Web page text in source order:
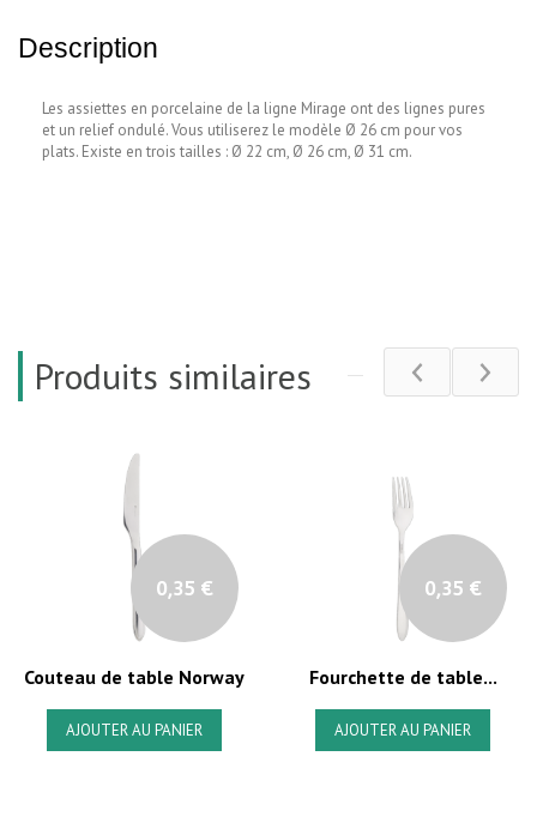
Description
Les assiettes en porcelaine de la ligne Mirage ont des lignes pures
et un relief ondulé. Vous utiliserez le modèle Ø 26 cm pour vos
plats. Existe en trois tailles : Ø 22 cm, Ø 26 cm, Ø 31 cm.
Produits similaires
0,35 €
Couteau de table Norway
AJOUTER AU PANIER
0,35 €
Fourchette de table...
AJOUTER AU PANIER